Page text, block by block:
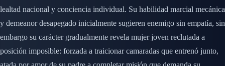
lealtad nacional y conciencia individual. Su habilidad marcial mecánica
y demeanor desapegado inicialmente sugieren enemigo sin empatía, sin
embargo su carácter gradualmente revela mujer joven reclutada a
posición imposible: forzada a traicionar camaradas que entrenó junto,